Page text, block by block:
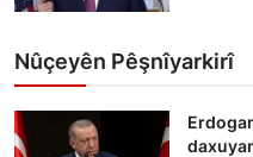
Nûçeyên Pêşnîyarkirî